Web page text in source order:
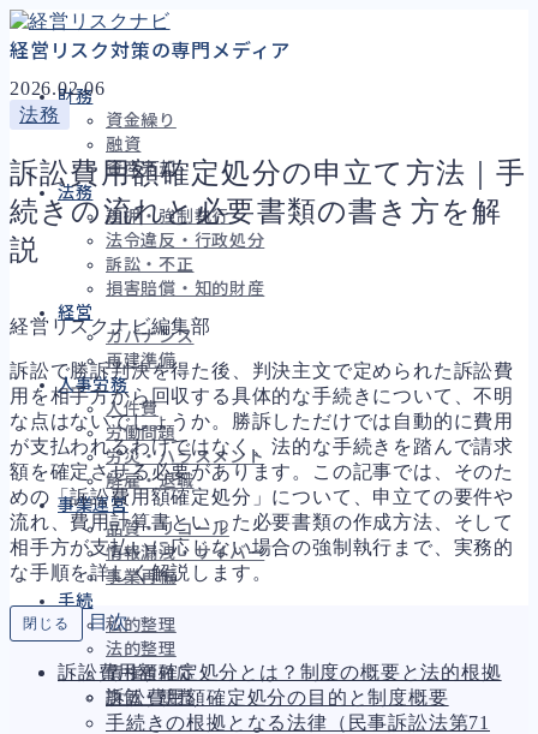
経営リスク対策の専門メディア
財務
資金繰り
融資
資産売却
法務
差押・強制執行
法令違反・行政処分
訴訟・不正
損害賠償・知的財産
経営
ガバナンス
再建準備
人事労務
人件費
労働問題
労災・ハラスメント
解雇・退職
事業運営
品質・リコール
情報漏洩・サイバー
事業再編
手続
私的整理
法的整理
債権者対応
換価・競売
2026.02.06
法務
訴訟費用額確定処分の申立て方法｜手
続きの流れと必要書類の書き方を解
説
経営リスクナビ編集部
訴訟で勝訴判決を得た後、判決主文で定められた訴訟費
用を相手方から回収する具体的な手続きについて、不明
な点はないでしょうか。勝訴しただけでは自動的に費用
が支払われるわけではなく、法的な手続きを踏んで請求
額を確定させる必要があります。この記事では、そのた
めの「訴訟費用額確定処分」について、申立ての要件や
流れ、費用計算書といった必要書類の作成方法、そして
相手方が支払いに応じない場合の強制執行まで、実務的
な手順を詳しく解説します。
閉じる 目次
訴訟費用額確定処分とは？制度の概要と法的根拠
訴訟費用額確定処分の目的と制度概要
手続きの根拠となる法律（民事訴訟法第71